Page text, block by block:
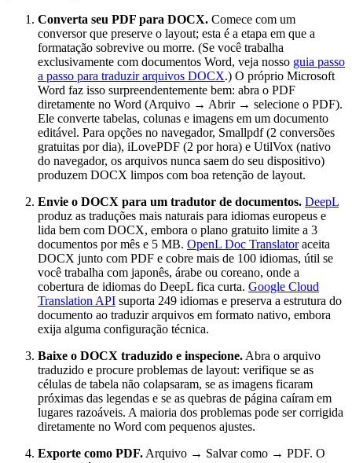
Converta seu PDF para DOCX. Comece com um
conversor que preserve o layout; esta é a etapa em que a
formatação sobrevive ou morre. (Se você trabalha
exclusivamente com documentos Word, veja nosso guia passo
a passo para traduzir arquivos DOCX.) O próprio Microsoft
Word faz isso surpreendentemente bem: abra o PDF
diretamente no Word (Arquivo → Abrir → selecione o PDF).
Ele converte tabelas, colunas e imagens em um documento
editável. Para opções no navegador, Smallpdf (2 conversões
gratuitas por dia), iLovePDF (2 por hora) e UtilVox (nativo
do navegador, os arquivos nunca saem do seu dispositivo)
produzem DOCX limpos com boa retenção de layout.
Envie o DOCX para um tradutor de documentos. DeepL
produz as traduções mais naturais para idiomas europeus e
lida bem com DOCX, embora o plano gratuito limite a 3
documentos por mês e 5 MB. OpenL Doc Translatoraceita
DOCX junto com PDF e cobre mais de 100 idiomas, útil se
você trabalha com japonês, árabe ou coreano, onde a
cobertura de idiomas do DeepL fica curta. Google Cloud
Translation API suporta 249 idiomas e preserva a estrutura do
documento ao traduzir arquivos em formato nativo, embora
exija alguma configuração técnica.
Baixe o DOCX traduzido e inspecione. Abra o arquivo
traduzido e procure problemas de layout: verifique se as
células de tabela não colapsaram, se as imagens ficaram
próximas das legendas e se as quebras de página caíram em
lugares razoáveis. A maioria dos problemas pode ser corrigida
diretamente no Word com pequenos ajustes.
Exporte como PDF. Arquivo → Salvar como → PDF. O